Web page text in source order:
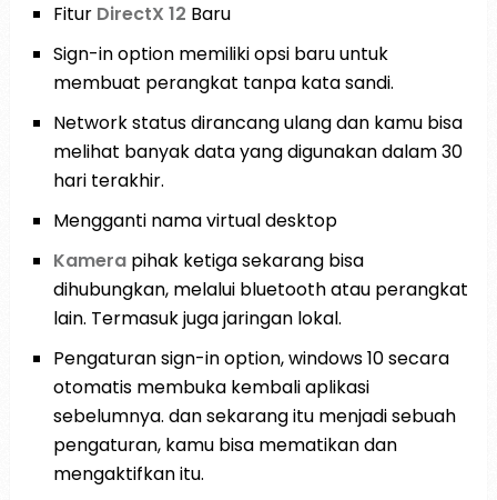
Fitur DirectX 12 Baru
Sign-in option memiliki opsi baru untuk
membuat perangkat tanpa kata sandi.
Network status dirancang ulang dan kamu bisa
melihat banyak data yang digunakan dalam 30
hari terakhir.
Mengganti nama virtual desktop
Kamerapihak ketiga sekarang bisa
dihubungkan, melalui bluetooth atau perangkat
lain. Termasuk juga jaringan lokal.
Pengaturan sign-in option, windows 10 secara
otomatis membuka kembali aplikasi
sebelumnya. dan sekarang itu menjadi sebuah
pengaturan, kamu bisa mematikan dan
mengaktifkan itu.